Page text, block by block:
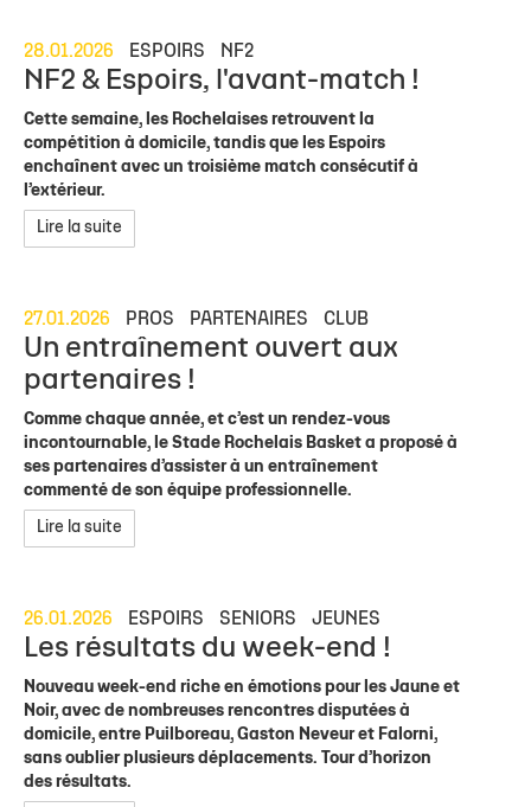
28.01.2026 ESPOIRS NF2
NF2 & Espoirs, l'avant-match !
Cette semaine, les Rochelaises retrouvent la
compétition à domicile, tandis que les Espoirs
enchaînent avec un troisième match consécutif à
l’extérieur.
Lire la suite
27.01.2026 PROS PARTENAIRES CLUB
Un entraînement ouvert aux
partenaires !
Comme chaque année, et c’est un rendez-vous
incontournable, le Stade Rochelais Basket a proposé à
ses partenaires d’assister à un entraînement
commenté de son équipe professionnelle.
Lire la suite
26.01.2026 ESPOIRS SENIORS JEUNES
Les résultats du week-end !
Nouveau week-end riche en émotions pour les Jaune et
Noir, avec de nombreuses rencontres disputées à
domicile, entre Puilboreau, Gaston Neveur et Falorni,
sans oublier plusieurs déplacements. Tour d’horizon
des résultats.